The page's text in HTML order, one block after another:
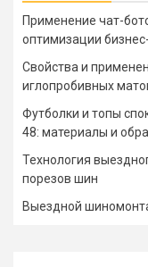
Применение чат-
оптимизации
Свойства и
иглопробивных
Футболки и топы
48: материалы и
Технология
порезов шин
Выездной